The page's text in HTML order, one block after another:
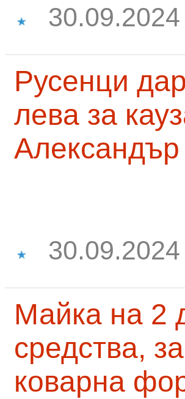
30.09.2024
Русенци
лева за
30.09.2024
Майка на 2
средства,
коварна